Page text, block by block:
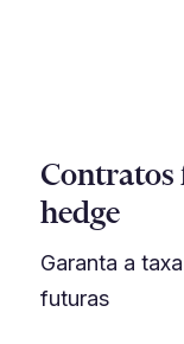
Contratos
hedge
Garanta a
futuras